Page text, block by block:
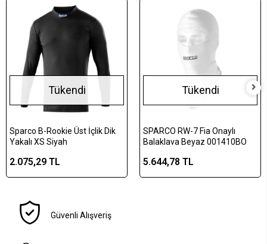
Tükendi
Sparco B-Rookie Üst İçlik Dik
Yakalı XS Siyah
2.075,29 TL
Tükendi
SPARCO RW-7 Fia Onaylı
Balaklava Beyaz 001410BO
5.644,78 TL
Güvenli Alışveriş